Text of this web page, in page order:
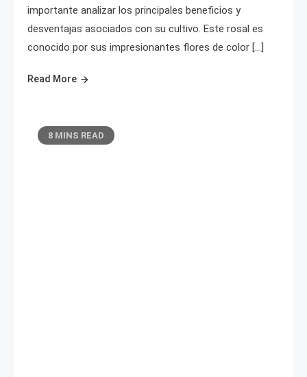
importante analizar los principales beneficios y
desventajas asociados con su cultivo. Este rosal es
conocido por sus impresionantes flores de color […]
Read More
8 MINS READ